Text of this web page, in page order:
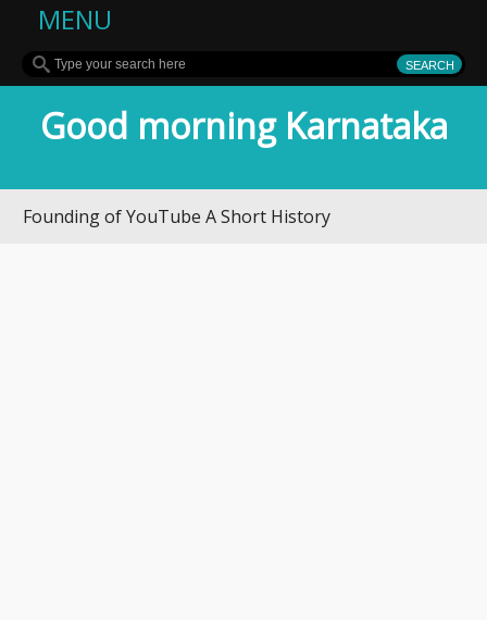
MENU
Good morning Karnataka
of YouTube A Short History